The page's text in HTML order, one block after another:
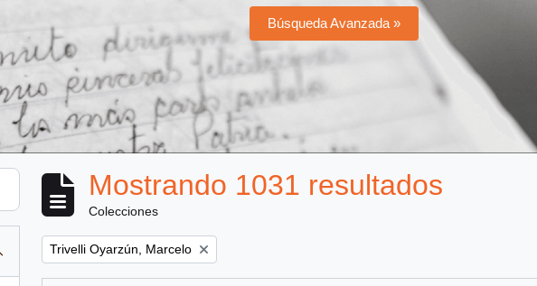
Búsqueda Avanzada »
Mostrando 1031 resultados
Colecciones
Remove filter:
Trivelli Oyarzún, Marcelo